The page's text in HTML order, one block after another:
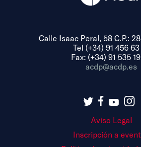
Calle Isaac Peral, 58 C.P.:
Tel (+34) 91 456 63
Fax: (+34) 91 535
acdp@acdp.es
Aviso Legal
Inscripción a